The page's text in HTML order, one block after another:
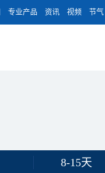
专业产品 资讯 视频 节气
8-15天